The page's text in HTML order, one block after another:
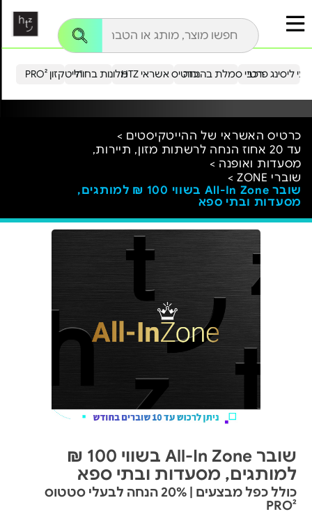
הייטקזון PRO²מלונות בחו"ל כרטיס אשראי HTZ ליסינג פרטירכבי סמלת בהנחה
כרטיס האשראי של ההייטקיסטים >
עד 20 אחוז הנחה לרשתות מזון, תיירות,
מסעדות ואופנה >
שוברי ZONE >
שובר All-In Zone בשווי 100 ₪ למותגים,
מסעדות ובתי ספא
שובר All-In Zone בשווי 100 ₪
למותגים, מסעדות ובתי ספא
כולל כפל מבצעים | 20% הנחה לבעלי סטטוס
PRO²